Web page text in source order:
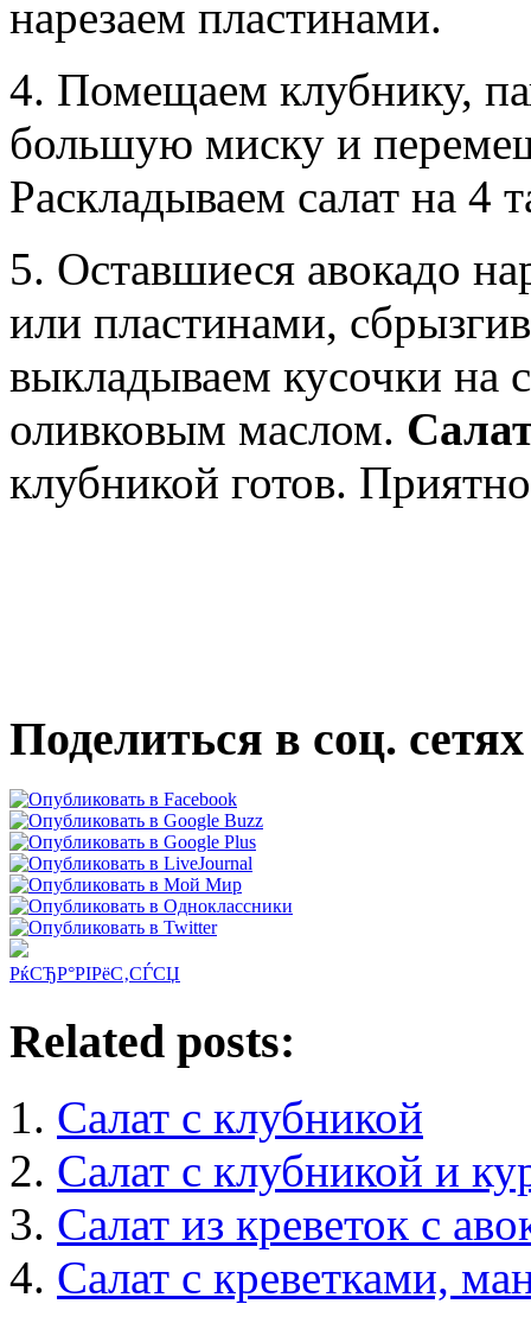
нарезаем пластинами.
4. Помещаем клубнику,
большую миску и
Раскладываем салат на 4
5. Оставшиеся авокадо
или пластинами,
выкладываем кусочки на
оливковым маслом.
клубникой готов.
Поделиться в соц. сетях
РќСЂР°РІРёС‚СЃСЏ
Related posts:
Салат с клубникой
Салат с клубникой и
Салат из креветок с
Салат с креветками,